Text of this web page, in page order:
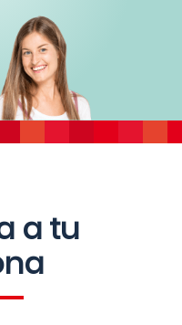
a tu